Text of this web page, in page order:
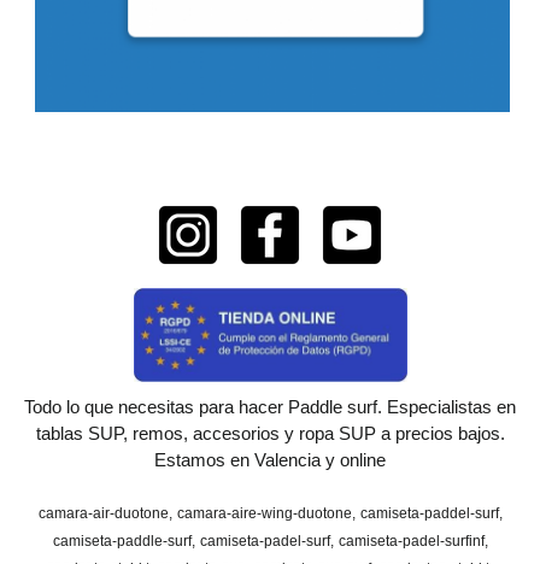
Todo lo que necesitas para hacer Paddle surf. Especialistas en
tablas SUP, remos, accesorios y ropa SUP a precios bajos.
Estamos en Valencia y online
camara-air-duotone camara-aire-wing-duotone camiseta-paddel-surf
camiseta-paddle-surf camiseta-padel-surf camiseta-padel-surfinf